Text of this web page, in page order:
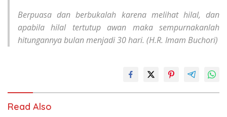
Berpuasa dan berbukalah karena melihat hilal, dan
apabila hilal tertutup awan maka sempurnakanlah
hitungannya bulan menjadi 30 hari. (H.R. Imam Buchori)
Read Also